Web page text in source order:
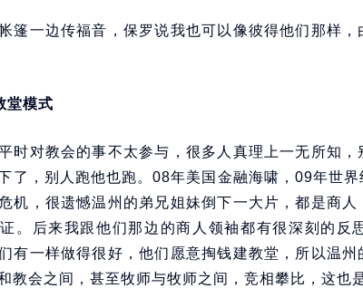
篷一边传福音，保罗说我也可以像彼得他们那样
堂模式
时对教会的事不太参与，很多人真理上一无所知
了，别人跑他也跑。08年美国金融海啸，09年世
机，很遗憾温州的弟兄姐妹倒下一大片，都是商
。后来我跟他们那边的商人领袖都有很深刻的反
有一样做得很好，他们愿意掏钱建教堂，所以温
教会之间，甚至牧师与牧师之间，竞相攀比，这也